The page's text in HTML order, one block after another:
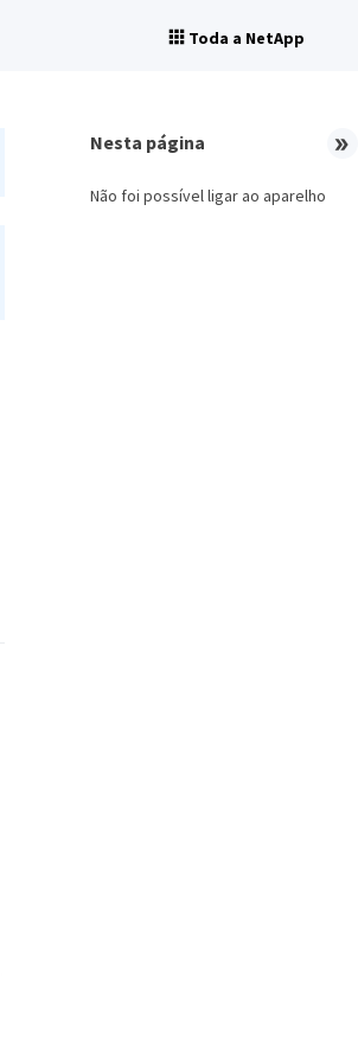
Toda a NetApp
Nesta página
Não foi possível ligar ao aparelho